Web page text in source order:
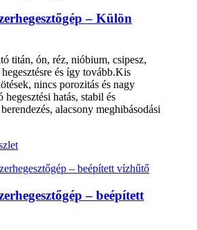
– Külön
titán, ón, réz, nióbium, csipesz,
hegesztésre és így tovább.Kis
nincs porozitás és nagy
hegesztési hatás, stabil és
alacsony meghibásodási
– beépített